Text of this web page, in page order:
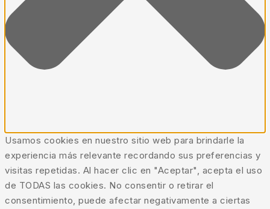
Usamos cookies en nuestro sitio web para brindarle la
experiencia más relevante recordando sus preferencias y
visitas repetidas. Al hacer clic en "Aceptar", acepta el uso
de TODAS las cookies. No consentir o retirar el
consentimiento, puede afectar negativamente a ciertas